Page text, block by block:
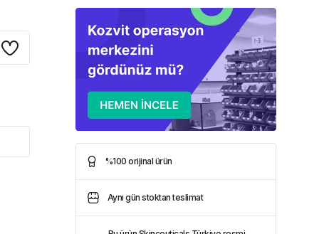
%100 orijinal ürün
Aynı gün stoktan teslimat